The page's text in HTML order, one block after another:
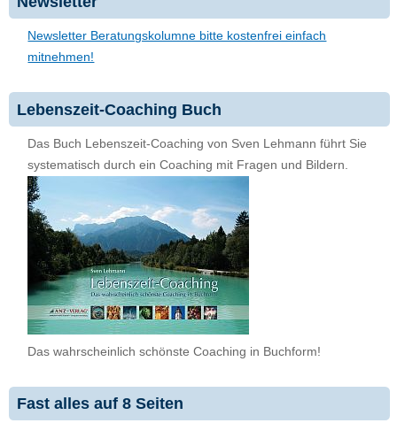
Newsletter Beratungskolumne bitte kostenfrei einfach
mitnehmen!
Lebenszeit-Coaching Buch
Das Buch Lebenszeit-Coaching von Sven Lehmann führt Sie
systematisch durch ein Coaching mit Fragen und Bildern.
Das wahrscheinlich schönste Coaching in Buchform!
Fast alles auf 8 Seiten